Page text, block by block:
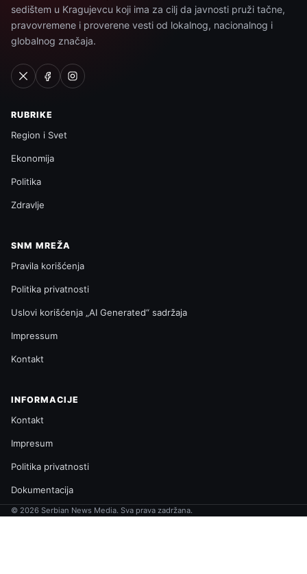
sedištem u Kragujevcu koji ima za cilj da javnosti pruži tačne,
pravovremene i proverene vesti od lokalnog, nacionalnog i
globalnog značaja.
RUBRIKE
Region i Svet
Ekonomija
Politika
Zdravlje
SNM MREŽA
Pravila korišćenja
Politika privatnosti
Uslovi korišćenja „AI Generated“ sadržaja
Impressum
Kontakt
INFORMACIJE
Kontakt
Impresum
Politika privatnosti
Dokumentacija
© 2026 Serbian News Media. Sva prava zadržana.